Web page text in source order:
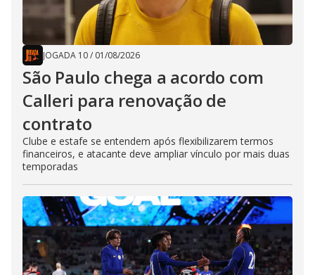
JOGADA 10/ 01/08/2026
São Paulo chega a acordo com
Calleri para renovação de
contrato
Clube e estafe se entendem após flexibilizarem termos
financeiros, e atacante deve ampliar vínculo por mais duas
temporadas